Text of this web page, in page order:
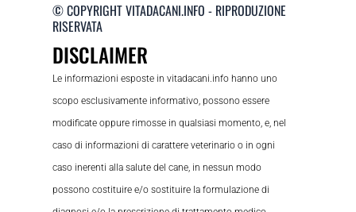
© COPYRIGHT VITADACANI.INFO - RIPRODUZIONE
RISERVATA
DISCLAIMER
Le informazioni esposte in vitadacani.info hanno uno
scopo esclusivamente informativo, possono essere
modificate oppure rimosse in qualsiasi momento, e, nel
caso di informazioni di carattere veterinario o in ogni
caso inerenti alla salute del cane, in nessun modo
possono costituire e/o sostituire la formulazione di